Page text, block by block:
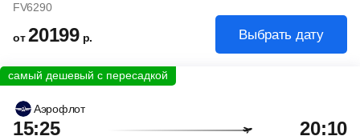
FV6290
от20199 р. Выбрать дату
Аэрофлот
15:25 20:10